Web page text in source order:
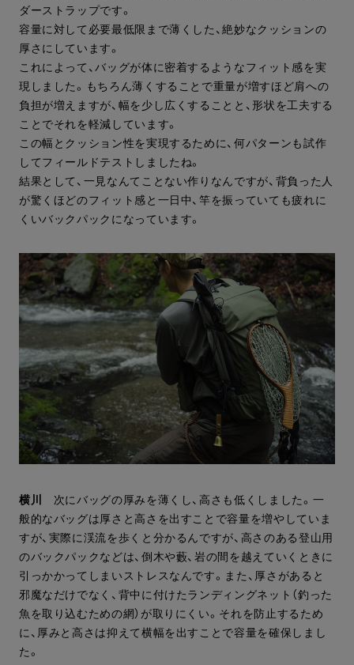
ダーストラップです。
容量に対して必要最低限まで薄くした、絶妙なクッションの
厚さにしています。
これによって、バッグが体に密着するようなフィット感を実
現しました。もちろん薄くすることで重量が増すほど肩への
負担が増えますが、幅を少し広くすることと、形状を工夫する
ことでそれを軽減しています。
この幅とクッション性を実現するために、何パターンも試作
してフィールドテストしましたね。
結果として、一見なんてことない作りなんですが、背負った人
が驚くほどのフィット感と一日中、竿を振っていても疲れに
くいバックパックになっています。
横川 次にバッグの厚みを薄くし、高さも低くしました。一
般的なバッグは厚さと高さを出すことで容量を増やしていま
すが、実際に渓流を歩くと分かるんですが、高さのある登山用
のバックパックなどは、倒木や藪、岩の間を越えていくときに
引っかかってしまいストレスなんです。また、厚さがあると
邪魔なだけでなく、背中に付けたランディングネット（釣った
魚を取り込むための網）が取りにくい。それを防止するため
に、厚みと高さは抑えて横幅を出すことで容量を確保しまし
た。